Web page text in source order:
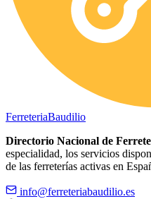
FerreteriaBaudilio
Directorio Nacional de
especialidad, los servicios
de las ferreterías activas en
info@ferreteriabaudilio.es